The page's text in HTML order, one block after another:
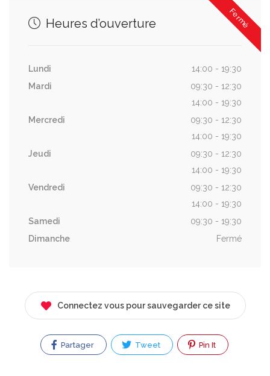
Fermé
Heures d’ouverture
Lundi
14:00 - 19:30
Mardi
09:30 - 12:30
14:00 - 19:30
Mercredi
09:30 - 12:30
14:00 - 19:30
Jeudi
09:30 - 12:30
14:00 - 19:30
Vendredi
09:30 - 12:30
14:00 - 19:30
Samedi
09:30 - 19:30
Dimanche
Fermé
Connectez vous pour sauvegarder ce site
Partager Tweet Pin It